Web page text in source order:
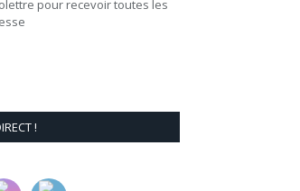
pour recevoir toutes les
!